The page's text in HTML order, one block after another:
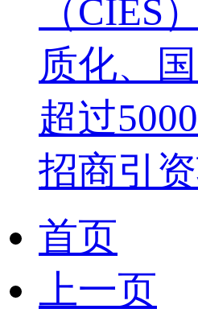
（
质化、
超过
招商引
首页
上一页